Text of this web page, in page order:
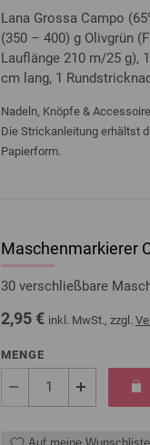
Lana Grossa Campo
(350 – 400) g Olivgrün
Lauflänge 210 m/25 g),
cm lang, 1
Nadeln, Knöpfe &
Die Strickanleitung erhältst
Papierform.
Maschenmarkierer
30 verschließbare
2,95 € inkl. MwSt., zzgl.
MENGE